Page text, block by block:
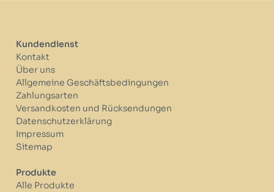
Kundendienst
Kontakt
Über uns
Allgemeine Geschäftsbedingungen
Zahlungsarten
Versandkosten und Rücksendungen
Datenschutzerklärung
Impressum
Sitemap
Produkte
Alle Produkte